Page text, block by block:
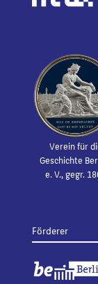
Verein für
Geschichte
e. V., gegr.
Förderer